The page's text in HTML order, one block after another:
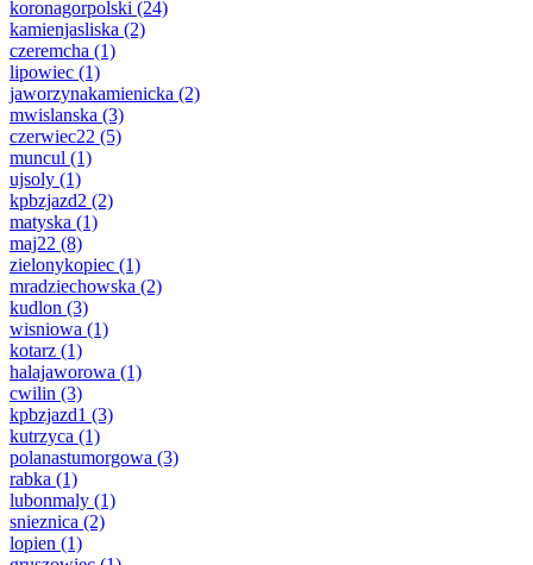
koronagorpolski (24)
kamienjasliska (2)
czeremcha (1)
lipowiec (1)
jaworzynakamienicka (2)
mwislanska (3)
czerwiec22 (5)
muncul (1)
ujsoly (1)
kpbzjazd2 (2)
matyska (1)
maj22 (8)
zielonykopiec (1)
mradziechowska (2)
kudlon (3)
wisniowa (1)
kotarz (1)
halajaworowa (1)
cwilin (3)
kpbzjazd1 (3)
kutrzyca (1)
polanastumorgowa (3)
rabka (1)
lubonmaly (1)
snieznica (2)
lopien (1)